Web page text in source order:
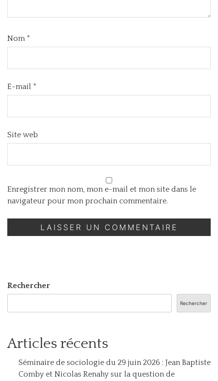
Nom *
E-mail *
Site web
Enregistrer mon nom, mon e-mail et mon site dans le
navigateur pour mon prochain commentaire.
Rechercher
Rechercher
Articles récents
Séminaire de sociologie du 29 juin 2026 : Jean Baptiste
Comby et Nicolas Renahy sur la question de